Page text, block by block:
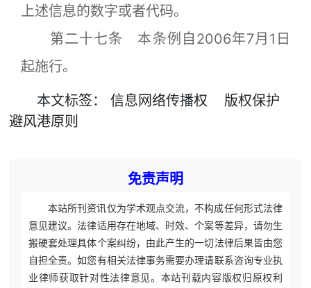
上述信息的数字或者代码。
第二十七条 本条例自2006年7月1日
起施行。
本文标签： 信息网络传播权
版权保护
避风港原则
免责声明
本站所刊资讯仅为学术观点交流，不构成任何形式法律
意见建议。法律适用存在地域、时效、个案等差异，请勿生
搬硬套处理具体个案纠纷，由此产生的一切法律后果皆由您
自担全责。如您有相关法律事务需要办理请联系咨询专业执
业律师获取针对性法律意见。本站刊载内容版权归原权利